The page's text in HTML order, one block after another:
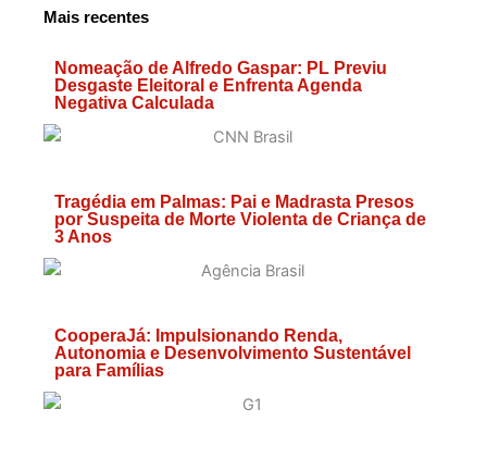
Mais recentes
Nomeação de Alfredo Gaspar: PL Previu
Desgaste Eleitoral e Enfrenta Agenda
Negativa Calculada
Tragédia em Palmas: Pai e Madrasta Presos
por Suspeita de Morte Violenta de Criança de
3 Anos
CooperaJá: Impulsionando Renda,
Autonomia e Desenvolvimento Sustentável
para Famílias